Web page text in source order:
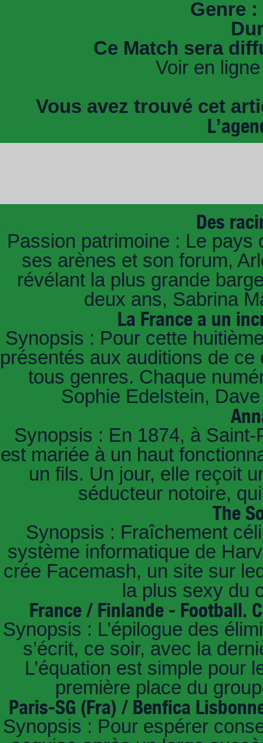
Genre :
Ce Match sera
Voir en
Vous avez trouvé cet
Des
Passion patrimoine : Le pays
ses arènes et son forum,
révélant la plus grande
deux ans, Sabrina
La France a un
Synopsis : Pour cette
présentés aux auditions de
tous genres. Chaque
Sophie Edelstein,
Synopsis : En 1874, à
est mariée à un haut
un fils. Un jour, elle reçoit
séducteur notoire,
The
Synopsis : Fraîchement
système informatique de
crée Facemash, un site sur
la plus sexy du
France / Finlande - Football.
Synopsis : L’épilogue des
s’écrit, ce soir, avec la
L’équation est simple pour
première place du
Paris-SG (Fra) / Benfica
Synopsis : Pour espérer